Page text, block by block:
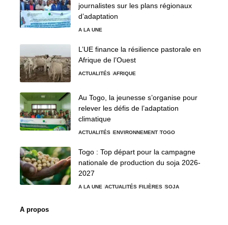
journalistes sur les plans régionaux
d’adaptation
A LA UNE
L’UE finance la résilience pastorale en
Afrique de l’Ouest
ACTUALITÉS AFRIQUE
Au Togo, la jeunesse s’organise pour
relever les défis de l’adaptation
climatique
ACTUALITÉS ENVIRONNEMENT TOGO
Togo : Top départ pour la campagne
nationale de production du soja 2026-
2027
A LA UNE ACTUALITÉS FILIÈRES SOJA
A propos